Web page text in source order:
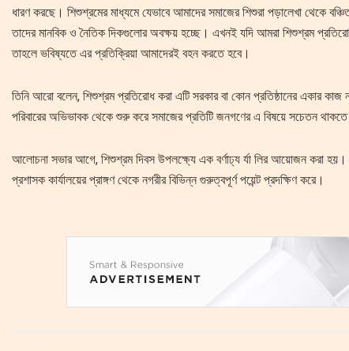
ধারণ করছে। শিশুশ্রমের মাধ্যমে যেভাবে আমাদের সমাজের শিশুরা পড়ালেখা থেকে
তাদের মানবিক ও নৈতিক দিকগুলোর অবক্ষয় হচ্ছে। এখনই যদি আমরা শিশুশ্রম
তাহলে ভবিষ্যতে এর প্রতিক্রিয়া আমাদেরই বহন করতে হবে।
তিনি আরো বলেন, শিশুশ্রম প্রতিরোধ করা এটি সরকার বা কোন প্রতিষ্ঠানের একার
পরিবারের অভিভাবক থেকে শুরু করে সমাজের প্রতিটি জনগণের এ বিষয়ে সচেতন
আলোচনা সভার আগে, শিশুশ্রম দিবস উপলক্ষ্যে এক বর্ণাঢ্য র্যা লির আয়োজন করা হয়।
প্রশাসক কার্যালয়ের প্রাঙ্গণ থেকে নগরীর বিভিন্ন গুরুত্বপূর্ণ পয়েন্ট প্রদক্ষিণ করে।